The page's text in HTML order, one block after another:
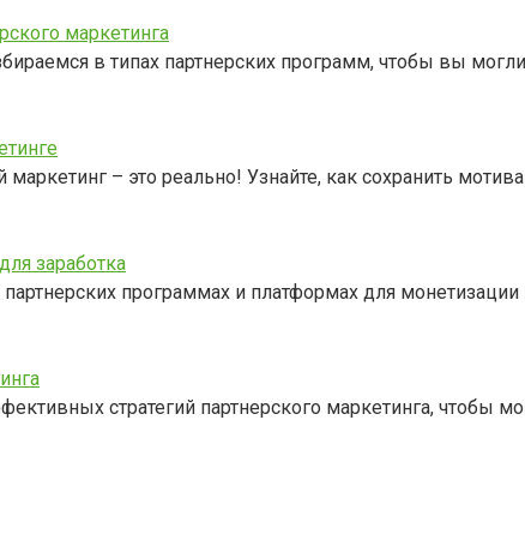
маркетинга
в типах партнерских программ, чтобы вы могли
маркетинг – это реально! Узнайте, как сохранить
заработка
программах и платформах для
стратегий партнерского маркетинга, чтобы